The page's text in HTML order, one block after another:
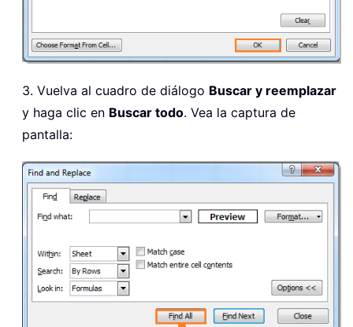
3. Vuelva al cuadro de diálogo Buscar y reemplazar
y haga clic en Buscar todo. Vea la captura de
pantalla: